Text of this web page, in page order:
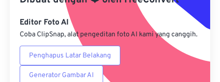
Simpan sebagai Preset
Editor Foto AI
Coba ClipSnap, alat pengeditan foto AI kami yang canggih.
Penghapus Latar Belakang
Generator Gambar AI